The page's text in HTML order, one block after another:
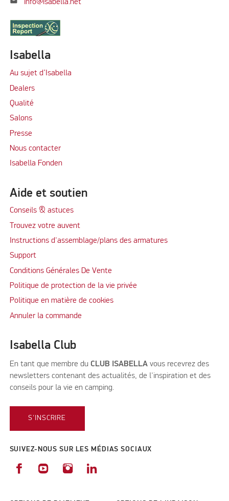
info@isabella.net
Isabella
Au sujet d’Isabella
Dealers
Qualité
Salons
Presse
Nous contacter
Isabella Fonden
Aide et soutien
Conseils & astuces
Trouvez votre auvent
Instructions d'assemblage/plans des armatures
Support
Conditions Générales De Vente
Politique de protection de la vie privée
Politique en matière de cookies
Annuler la commande
Isabella Club
En tant que membre du CLUB ISABELLA vous recevrez des
newsletters contenant des actualités, de l'inspiration et des
conseils pour la vie en camping.
S'INSCRIRE
SUIVEZ-NOUS SUR LES MÉDIAS SOCIAUX